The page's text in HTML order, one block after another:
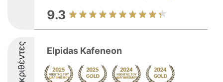
9.3
Διακριθέντες Elpidas Kafeneon